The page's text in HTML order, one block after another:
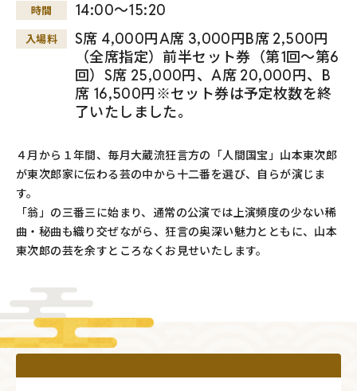
時間 14:00～15:20
入場料
S席 4,000円A席 3,000円B席 2,500円
（全席指定）前半セット券（第1回～第6
回）S席 25,000円、A席 20,000円、B
席 16,500円※セット券は予定枚数を終
了いたしました。
４月から１年間、毎月大蔵流狂言方の「人間国宝」山本東次郎
が東次郎家に伝わる芸の中から十二番を選び、自らが演じま
す。
「翁」の三番三に始まり、通常の公演では上演頻度の少ない稀
曲・秘曲も織り交ぜながら、狂言の奥深い魅力とともに、山本
東次郎の芸を余すところなくお見せいたします。